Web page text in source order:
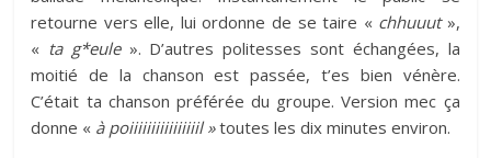
retourne vers elle, lui ordonne de se taire « chhuuut»,
« ta g*eule ». D’autres politesses sont échangées, la
moitié de la chanson est passée, t’es bien vénère.
C’était ta chanson préférée du groupe. Version mec ça
donne « à poiiiiiiiiiiiiiiiil »toutes les dix minutes environ.